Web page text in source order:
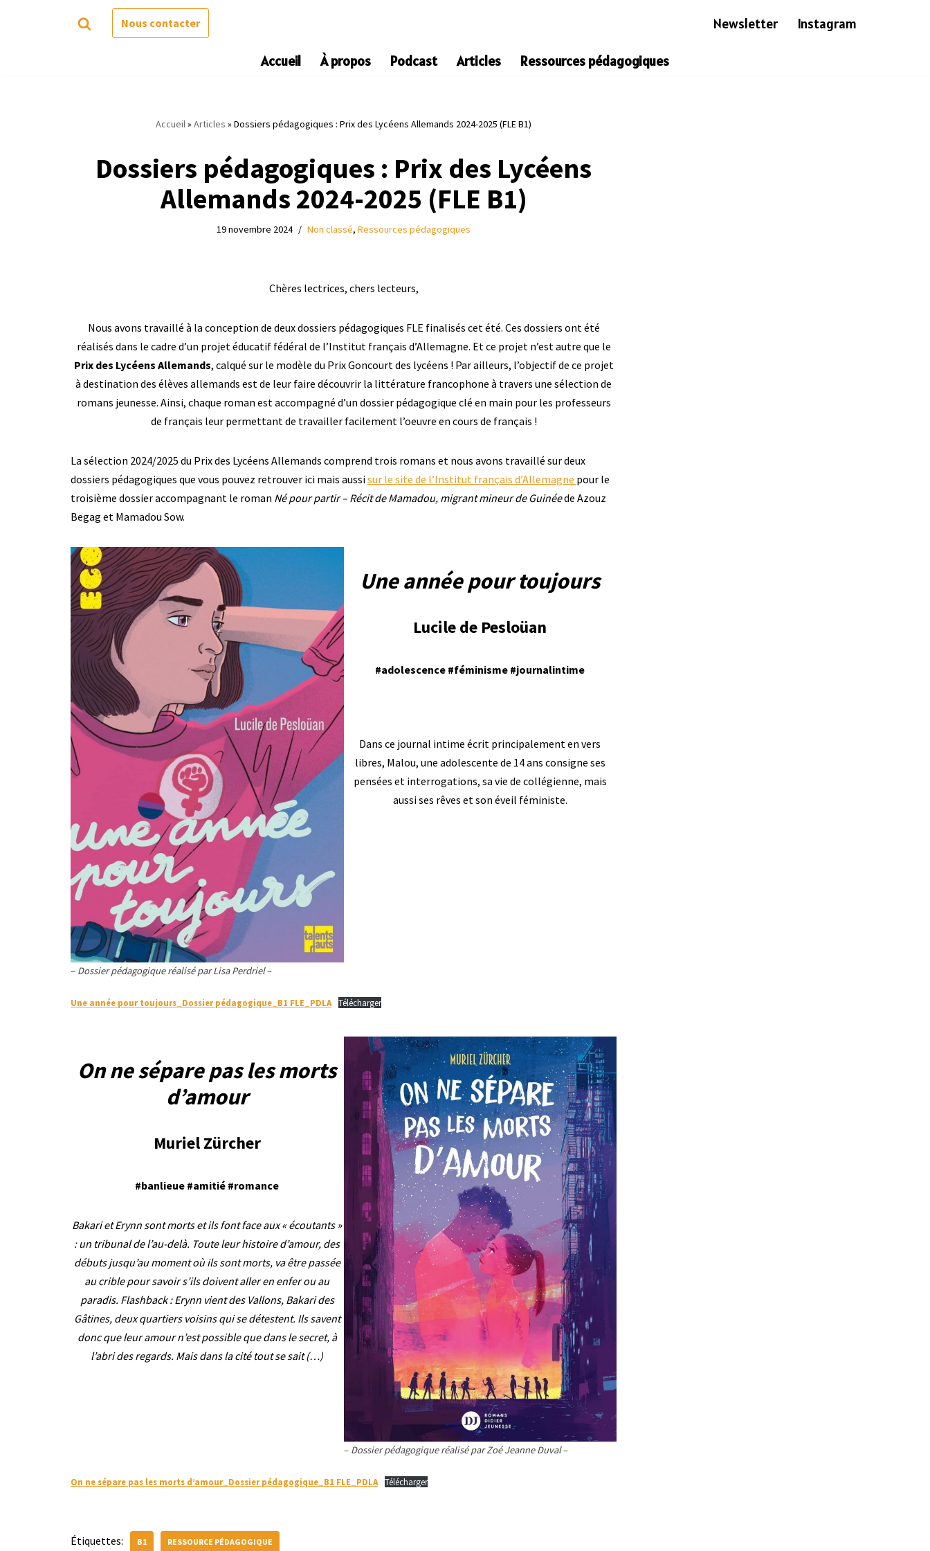
Nous contacter Newsletter Instagram
Accueil À propos Podcast Articles Ressources pédagogiques
Accueil» Articles » Dossiers pédagogiques : Prix des Lycéens Allemands 2024-2025 (FLE B1)
Dossiers pédagogiques : Prix des Lycéens
Allemands 2024-2025 (FLE B1)
19 novembre 2024 Non classé, Ressources pédagogiques
Chères lectrices, chers lecteurs,
Nous avons travaillé à la conception de deux dossiers pédagogiques FLE finalisés cet été. Ces dossiers ont été
réalisés dans le cadre d’un projet éducatif fédéral de l’Institut français d’Allemagne. Et ce projet n’est autre que le
Prix des Lycéens Allemands, calqué sur le modèle du Prix Goncourt des lycéens ! Par ailleurs, l’objectif de ce projet
à destination des élèves allemands est de leur faire découvrir la littérature francophone à travers une sélection de
romans jeunesse. Ainsi, chaque roman est accompagné d’un dossier pédagogique clé en main pour les professeurs
de français leur permettant de travailler facilement l’oeuvre en cours de français !
La sélection 2024/2025 du Prix des Lycéens Allemands comprend trois romans et nous avons travaillé sur deux
dossiers pédagogiques que vous pouvez retrouver ici mais aussisur le site de l’Institut français d’Allemagne pour le
troisième dossier accompagnant le roman Né pour partir – Récit de Mamadou, migrant mineur de Guinéede Azouz
Begag et Mamadou Sow.
– Dossier pédagogique réalisé par Lisa Perdriel–
Une année pour toujours
Lucile de Pesloüan
#adolescence #féminisme #journalintime
Dans ce journal intime écrit principalement en vers
libres, Malou, une adolescente de 14 ans consigne ses
pensées et interrogations, sa vie de collégienne, mais
aussi ses rêves et son éveil féministe.
Une année pour toujours_Dossier pédagogique_B1 FLE_PDLA Télécharger
On ne sépare pas les morts
d’amour
Muriel Zürcher
#banlieue #amitié #romance
Bakari et Erynn sont morts et ils font face aux « écoutants »
: un tribunal de l’au-delà. Toute leur histoire d’amour, des
débuts jusqu’au moment où ils sont morts, va être passée
au crible pour savoir s’ils doivent aller en enfer ou au
paradis. Flashback : Erynn vient des Vallons, Bakari des
Gâtines, deux quartiers voisins qui se détestent. Ils savent
donc que leur amour n’est possible que dans le secret, à
l’abri des regards. Mais dans la cité tout se sait (…)
– Dossier pédagogique réalisé par Zoé Jeanne Duval–
On ne sépare pas les morts d’amour_Dossier pédagogique_B1 FLE_PDLA Télécharger
Étiquettes: B1 RESSOURCE PÉDAGOGIQUE